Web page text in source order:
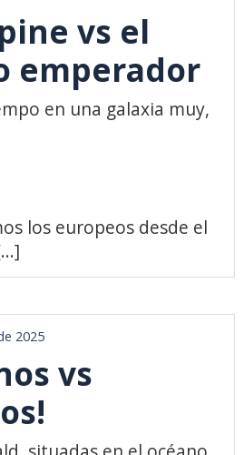
vs el
emperador
en una galaxia muy,
los europeos desde el
2025
vs